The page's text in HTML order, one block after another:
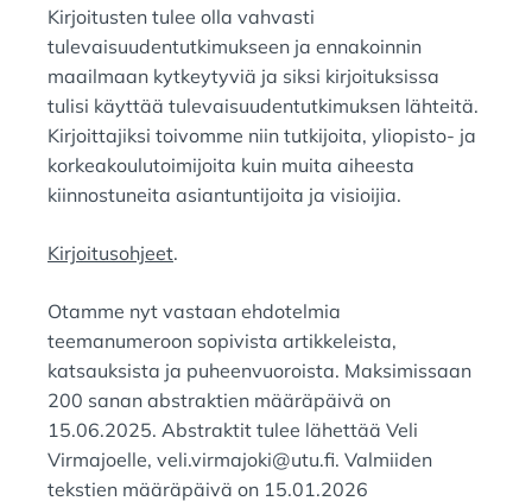
Kirjoitusten tulee olla vahvasti
tulevaisuudentutkimukseen ja ennakoinnin
maailmaan kytkeytyviä ja siksi kirjoituksissa
tulisi käyttää tulevaisuudentutkimuksen lähteitä.
Kirjoittajiksi toivomme niin tutkijoita, yliopisto- ja
korkeakoulutoimijoita kuin muita aiheesta
kiinnostuneita asiantuntijoita ja visioijia.
Kirjoitusohjeet.
Otamme nyt vastaan ehdotelmia
teemanumeroon sopivista artikkeleista,
katsauksista ja puheenvuoroista. Maksimissaan
200 sanan abstraktien määräpäivä on
15.06.2025. Abstraktit tulee lähettää Veli
Virmajoelle, veli.virmajoki@utu.fi. Valmiiden
tekstien määräpäivä on 15.01.2026